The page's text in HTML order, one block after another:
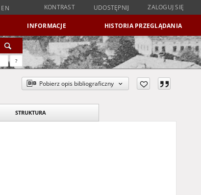
EN KONTRAST UDOSTĘPNIJ ZALOGUJ SIĘ
INFORMACJE HISTORIA PRZEGLĄDANIA
?
Pobierz opis bibliograficzny
STRUKTURA